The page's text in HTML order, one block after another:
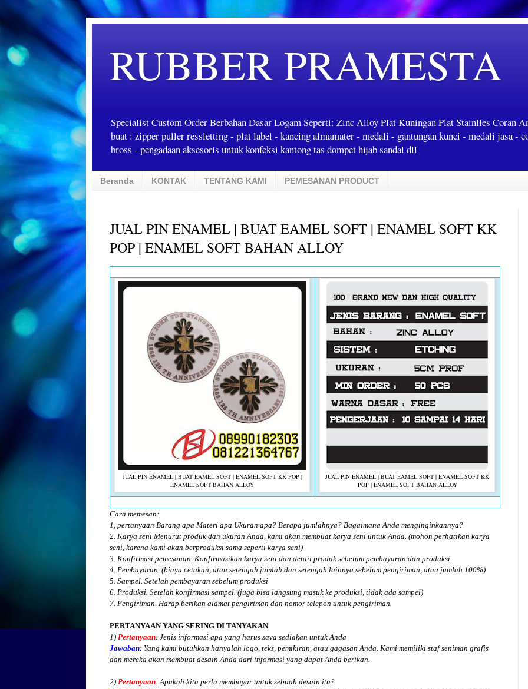
RUBBER PRAMESTA
Specialist Custom Order Berbahan Dasar Logam Seperti: Zinc Alloy Plat Kuningan Plat Stainlles Coran
buat : zipper puller ressletting - plat label - kancing almamater - medali - gantungan kunci - medali jasa -
bross - pengadaan aksesoris untuk konfeksi kantong tas dompet hijab sandal dll
Beranda KONTAK TENTANG KAMI PEMESANAN PRODUCT
JUAL PIN ENAMEL | BUAT EAMEL SOFT | ENAMEL SOFT KK
POP | ENAMEL SOFT BAHAN ALLOY
JUAL PIN ENAMEL | BUAT EAMEL SOFT | ENAMEL SOFT KK POP |
ENAMEL SOFT BAHAN ALLOY
JUAL PIN ENAMEL | BUAT EAMEL SOFT | ENAMEL SOFT KK
POP | ENAMEL SOFT BAHAN ALLOY
Cara memesan:
1, pertanyaan Barang apa Materi apa Ukuran apa? Berapa jumlahnya? Bagaimana Anda menginginkannya?
2. Karya seni Menurut produk dan ukuran Anda, kami akan membuat karya seni untuk Anda. (mohon perhatikan karya
seni, karena kami akan berproduksi sama seperti karya seni)
3. Konfirmasi pemesanan. Konfirmasikan karya seni dan detail produk sebelum pembayaran dan produksi.
4. Pembayaran. (biaya cetakan, atau setengah jumlah dan setengah lainnya sebelum pengiriman, atau jumlah 100%)
5. Sampel. Setelah pembayaran sebelum produksi
6. Produksi. Setelah konfirmasi sampel. (juga bisa langsung masuk ke produksi, tidak ada sampel)
7. Pengiriman. Harap berikan alamat pengiriman dan nomor telepon untuk pengiriman.
PERTANYAAN YANG SERING DI TANYAKAN
1) Pertanyaan: Jenis informasi apa yang harus saya sediakan untuk Anda
Jawaban:Yang kami butuhkan hanyalah logo, teks, pemikiran, atau gagasan Anda. Kami memiliki staf seniman grafis
dan mereka akan membuat desain Anda dari informasi yang dapat Anda berikan.
2) Pertanyaan: Apakah kita perlu membayar untuk sebuah desain itu?